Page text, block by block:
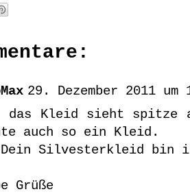
29. Dezember 2011 um
das Kleid sieht
auch so ein Kleid.
Silvesterkleid bin
Grüße